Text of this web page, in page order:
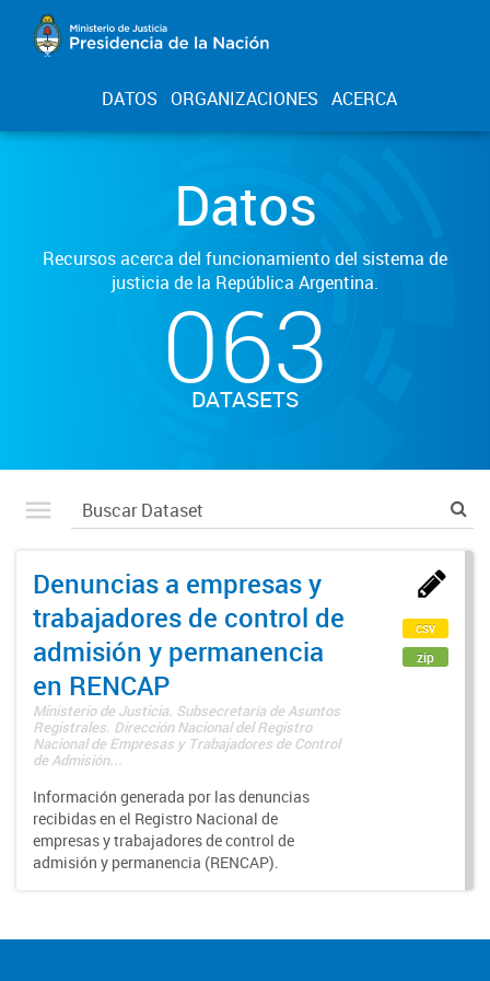
DATOS ORGANIZACIONES ACERCA
Datos
Recursos acerca del funcionamiento del sistema de
justicia de la República Argentina.
063
DATASETS
Denuncias a empresas y
trabajadores de control de
admisión y permanencia
en RENCAP
Ministerio de Justicia. Subsecretaría de Asuntos
Registrales. Dirección Nacional del Registro
Nacional de Empresas y Trabajadores de Control
de Admisión...
Información generada por las denuncias
recibidas en el Registro Nacional de
empresas y trabajadores de control de
admisión y permanencia (RENCAP).
csv
zip